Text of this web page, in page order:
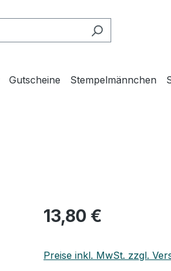
Gutscheine Stempelmännchen
Regulärer Preis:
13,80 €
Preise inkl. MwSt. zzgl.